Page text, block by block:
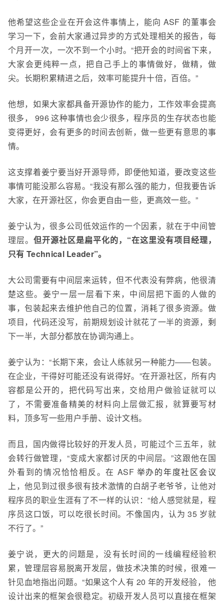
他希望这些企业在开会这件事情上，能向 ASF 的董事会
学习一下，会前大家通过异步的方式处理相关的报告，每
个月开一次，一次不到一个小时。“把开会的时间省下来，
大家会更纯粹一点，把自己手上的事情做好，做精，做
尖。长期积累精进之后，效率可能提升十倍，百倍。”
他想，如果大家都具备开源协作的能力，工作效率会提高
很多， 996 这种事情也会少很多，程序员的生存状态也能
变得更好，会有更多的时间去创新，做一些更有意思的事
情。
这支撑着姜宁要当好开源导师，即便他知道，要改变这些
事情可能没那么容易。“我没有那么强的能力，但我要告诉
大家，在开源社区，你会更自由一些，更高效一些。”
姜宁认为，很多公司低效运作的一个因素，就在于中间管
理层。 但开源社区是扁平化的， “在这里没有项目经理，
只有 Technical Leader”。
大公司需要有中间层来运转，但不代表没有弊病，他很清
楚这些。姜宁一层一层看下来，中间层把下面的人做的
事，包装起来去维护他自己的位置，消耗了很多资源。做
项目，代码还没写，前期规划设计就花了一半的资源，剩
下一半，大部分都放在协调沟通上。
姜宁认为：“长期下来，会让人练就另一种能力——包装。
在企业，干得好可能还没有说得好。”在开源社区， 所有内
容都是公开的，把代码写出来，交给用户做验证就可以
了，不需要准备精美的材料向上层做汇报，就算要写材
料，顶多写一些用户手册、 设计文档。
而且，国内做得比较好的开发人员，可能过个三五年，就
会转行做管理，“变成大家都讨厌的中间层。”这跟他在国
外看到的情况恰恰相反。在 ASF 举办的年度社区会议
上 ，他见到过很多很有技术激情的白胡子老爷爷，让他对
程序员的职业生涯有了不一样的认识：“给人感觉就是，程
序员这口饭，可以吃很长时间。不像国内，认为 35 岁就
不行了。”
姜宁说，更大的问题是，没有长时间的一线编程经验积
累，管理层容易脱离开发层，做技术决策的时候，很难一
针见血地指出问题。“如果这个人有 20 年的开发经验， 他
设计出来的框架会很稳定。初级开发人员可以直接在框架